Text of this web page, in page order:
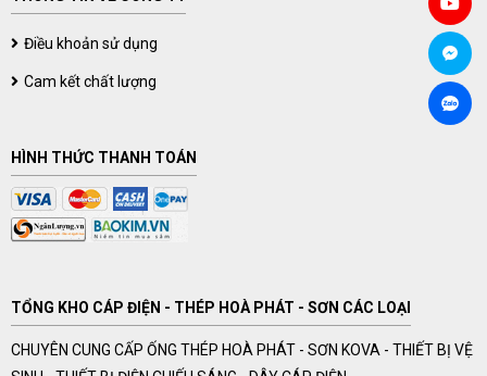
Điều khoản sử dụng
Cam kết chất lượng
HÌNH THỨC THANH TOÁN
TỔNG KHO CÁP ĐIỆN - THÉP HOÀ PHÁT - SƠN CÁC LOẠI
CHUYÊN CUNG CẤP ỐNG THÉP HOÀ PHÁT - SƠN KOVA - THIẾT BỊ VỆ